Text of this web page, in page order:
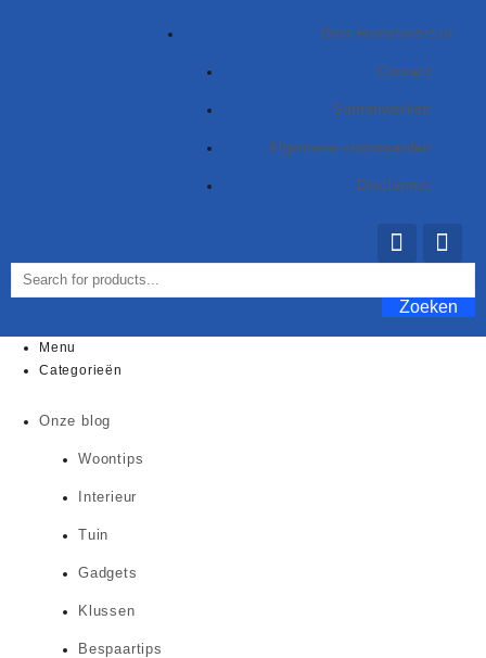
Zoeken
Over Homelovers.nl
Contact
Samenwerken
Algemene voorwaarden
Disclaimer
Menu
Categorieën
Onze blog
Woontips
Interieur
Tuin
Gadgets
Klussen
Bespaartips